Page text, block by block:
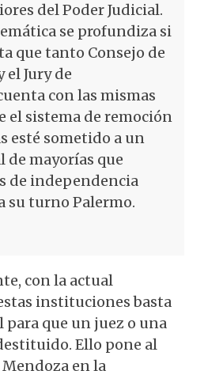
del Poder Judicial.
se profundiza si
que tanto Consejo de
Jury de
con las mismas
el sistema de remoción
esté sometido a un
de mayorías que
de independencia
su turno Palermo.
con la actual
instituciones basta
que un juez o una
Ello pone al
en la